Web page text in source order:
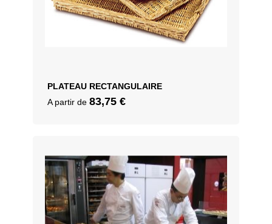
PLATEAU RECTANGULAIRE
A partir de 83,75 €